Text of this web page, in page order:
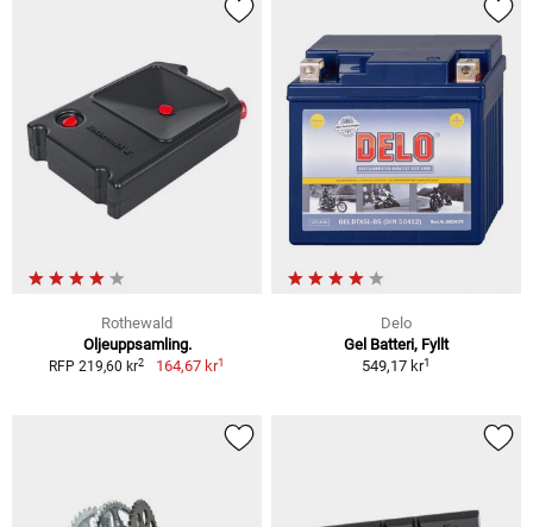
Rothewald
Oljeuppsamling.
RFP 219,60 kr2 164,67 kr1
Delo
Gel Batteri, Fyllt
549,17 kr1